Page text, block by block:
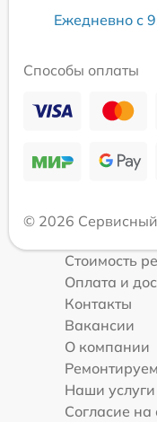
Ежедневно с
Способы оплаты
© 2026
Стоимость
Оплата и
Контакты
Вакансии
О компании
Наши услуги
Согласие